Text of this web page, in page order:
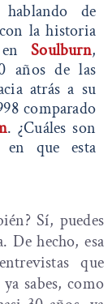
de
la historia
enSoulburn,
años de las
atrás a su
comparado
. ¿Cuáles son
en que esta
Sí, puedes
De hecho, esa
que
sabes, como